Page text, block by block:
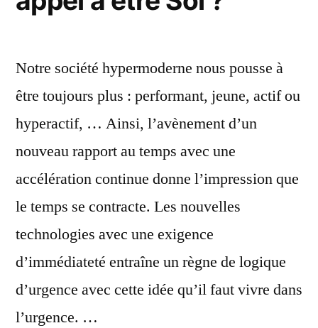
Notre société hypermoderne nous pousse à
être toujours plus : performant, jeune, actif ou
hyperactif, … Ainsi, l’avènement d’un
nouveau rapport au temps avec une
accélération continue donne l’impression que
le temps se contracte. Les nouvelles
technologies avec une exigence
d’immédiateté entraîne un règne de logique
d’urgence avec cette idée qu’il faut vivre dans
l’urgence. …